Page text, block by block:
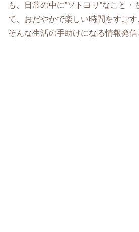
も、日常の中に”ソトヨリ”なこと・
で、おだやかで楽しい時間をすご
そんな生活の手助けになる情報発信